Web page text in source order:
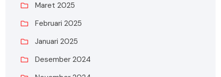
Maret 2025
Februari 2025
Januari 2025
Desember 2024